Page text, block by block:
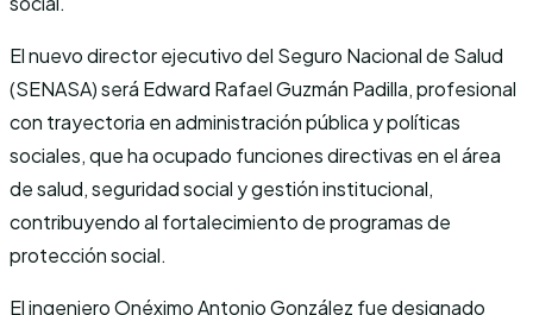
El nuevo director ejecutivo del Seguro Nacional de Salud
(SENASA) será Edward Rafael Guzmán Padilla, profesional
con trayectoria en administración pública y políticas
sociales, que ha ocupado funciones directivas en el área
de salud, seguridad social y gestión institucional,
contribuyendo al fortalecimiento de programas de
protección social.
El ingeniero Onéximo Antonio González fue designado